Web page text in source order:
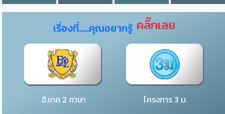
เรื่องที่.....คุณอยากรู้ คลิ๊กเลย
อี.เทค 2 ภาษา โครงการ 3 ม.